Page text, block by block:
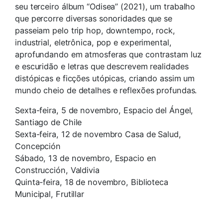
seu terceiro álbum “Odisea” (2021), um trabalho
que percorre diversas sonoridades que se
passeiam pelo trip hop, downtempo, rock,
industrial, eletrônica, pop e experimental,
aprofundando em atmosferas que contrastam luz
e escuridão e letras que descrevem realidades
distópicas e ficções utópicas, criando assim um
mundo cheio de detalhes e reflexões profundas.
Sexta-feira, 5 de novembro, Espacio del Ángel,
Santiago de Chile
Sexta-feira, 12 de novembro Casa de Salud,
Concepción
Sábado, 13 de novembro, Espacio en
Construcción, Valdivia
Quinta-feira, 18 de novembro, Biblioteca
Municipal, Frutillar